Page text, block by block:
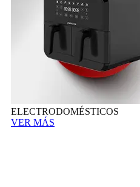
ELECTRODOMÉSTICOS
VER MÁS